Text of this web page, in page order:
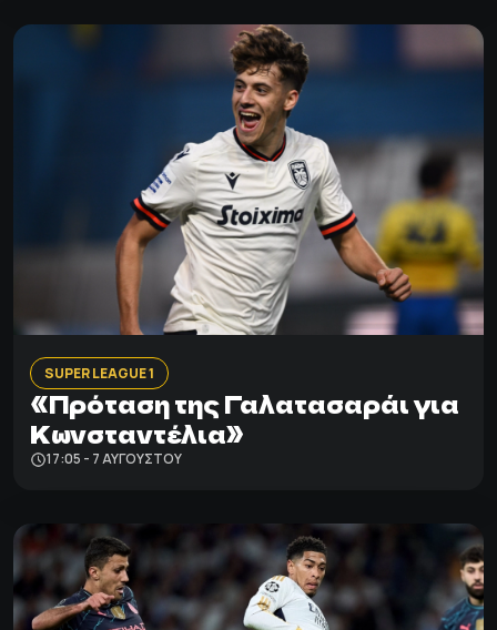
SUPER LEAGUE 1
«Πρόταση της Γαλατασαράι για
Κωνσταντέλια»
17:05 - 7 ΑΥΓΟΎΣΤΟΥ